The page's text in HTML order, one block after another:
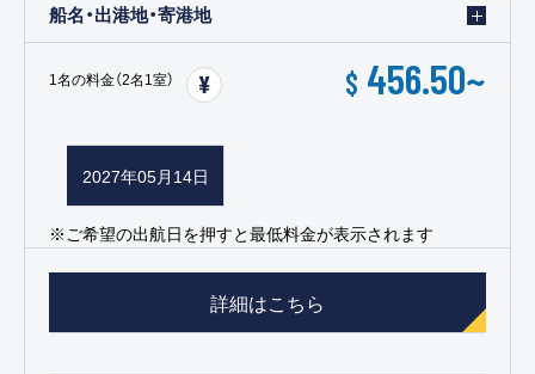
船名・出港地・寄港地
1名の料金（2名1室） $ 456.50~
2027年05月14日
※ご希望の出航日を押すと最低料金が表示されます
詳細はこちら